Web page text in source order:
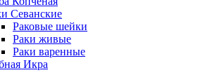
Севанские
Раковые шейки
Раки живые
Раки варенные
Икра